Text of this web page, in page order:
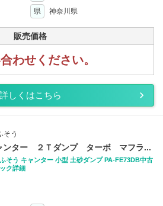
県 神奈川県
販売価格
わせください。
詳しくはこちら
そう
ンター ２Ｔダンプ ターボ マフラ...
そう キャンター 小型 土砂ダンプ PA-FE73DB中古
ック詳細